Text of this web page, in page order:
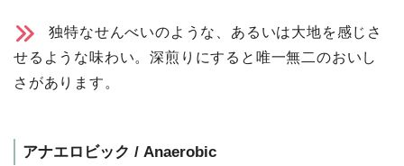
独特なせんべいのような、あるいは⼤地を感じさ
せるような味わい。深煎りにすると唯⼀無⼆のおいし
さがあります。
アナエロビック / Anaerobic